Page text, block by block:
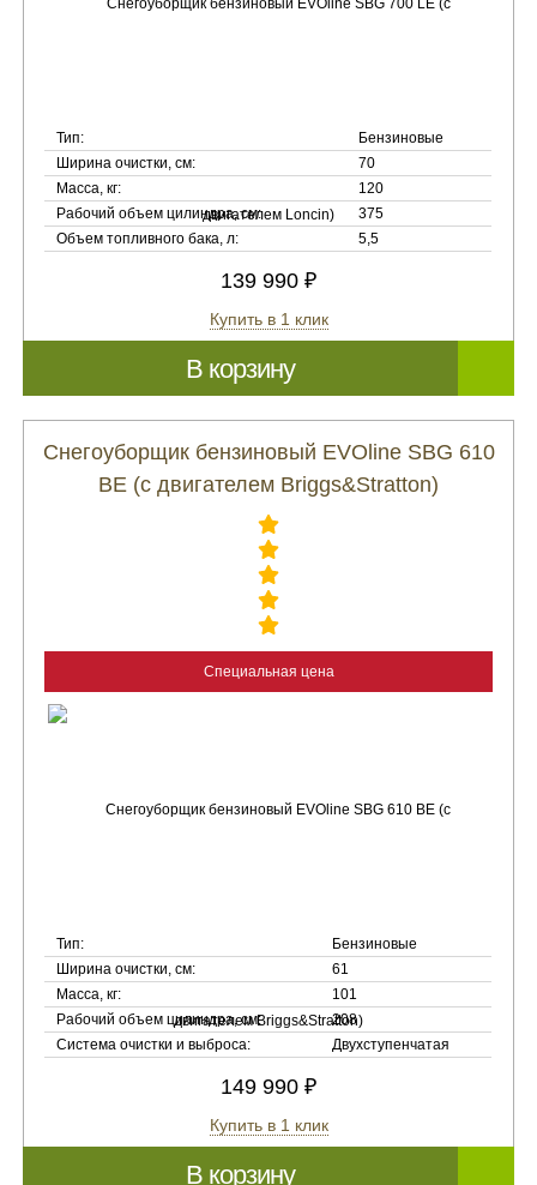
Тип:
Бензиновые
Ширина очистки, см:
70
Масса, кг:
120
Рабочий объем цилиндра, см:
375
Объем топливного бака, л:
5,5
139 990 ₽
Купить в 1 клик
В корзину
Снегоуборщик бензиновый EVOline SBG 610
BE (с двигателем Briggs&Stratton)
Специальная цена
Тип:
Бензиновые
Ширина очистки, см:
61
Масса, кг:
101
Рабочий объем цилиндра, см:
208
Система очистки и выброса:
Двухступенчатая
149 990 ₽
Купить в 1 клик
В корзину